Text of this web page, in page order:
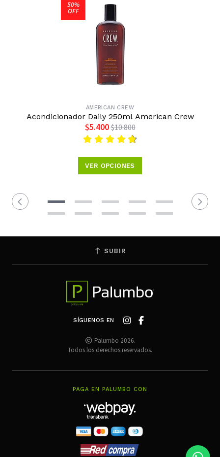
50%
OFF
AMERICAN CREW
Acondicionador Daily 250ml American Crew
$5.400 $10.800
VER OPCIONES
SUBIR
SÍGUENOS EN
Palumbo 2026.
Todos los derechos reservados.
PAGA EN PALUMBO CON